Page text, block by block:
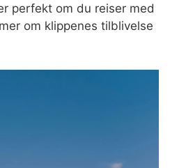
perfekt om du reiser med
om klippenes tilblivelse